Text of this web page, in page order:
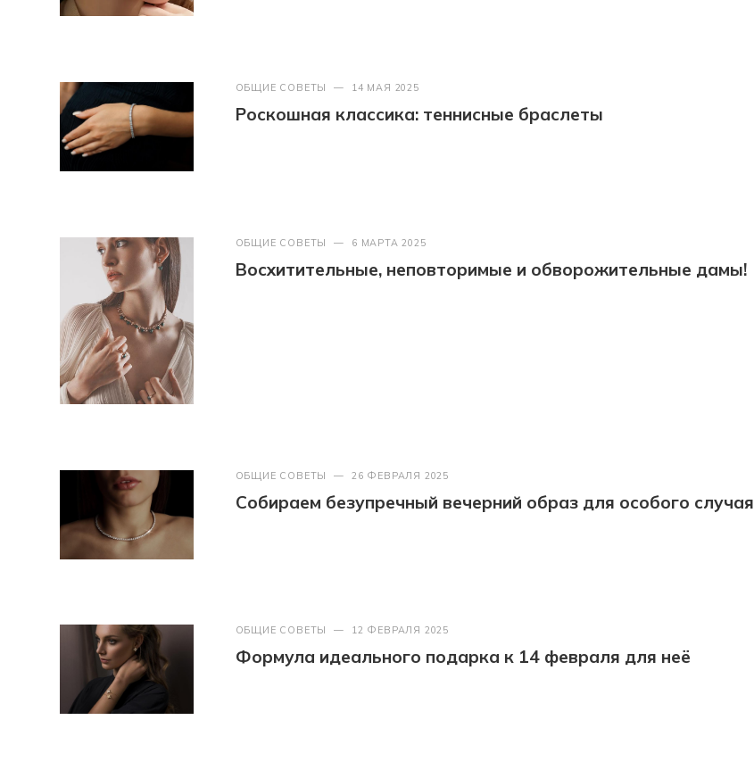
ОБЩИЕ СОВЕТЫ — 14 МАЯ 2025
Роскошная классика: теннисные браслеты
ОБЩИЕ СОВЕТЫ — 6 МАРТА 2025
Восхитительные, неповторимые и обворожительные дамы!
ОБЩИЕ СОВЕТЫ — 26 ФЕВРАЛЯ 2025
Собираем безупречный вечерний образ для особого случая
ОБЩИЕ СОВЕТЫ — 12 ФЕВРАЛЯ 2025
Формула идеального подарка к 14 февраля для неё